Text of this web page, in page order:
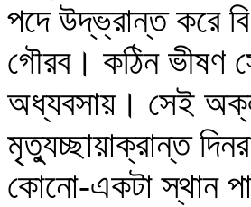
পদে উদ্‌ভ্রান্ত করে
গৌরব। কঠিন ভীষণ
অধ্যবসায়। সেই
মৃত্যুচ্ছায়াক্রান্ত
কোনো-একটা স্থান